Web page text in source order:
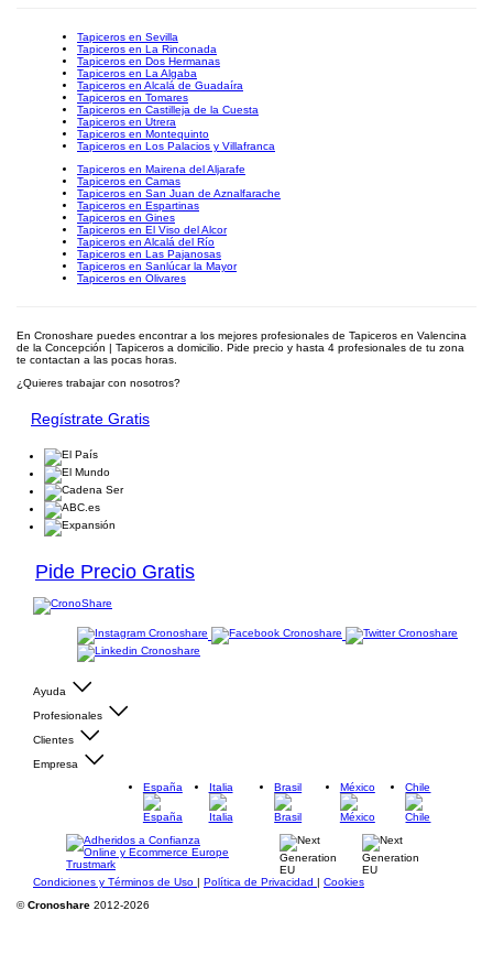
Tapiceros en Sevilla
Tapiceros en La Rinconada
Tapiceros en Dos Hermanas
Tapiceros en La Algaba
Tapiceros en Alcalá de Guadaíra
Tapiceros en Tomares
Tapiceros en Castilleja de la Cuesta
Tapiceros en Utrera
Tapiceros en Montequinto
Tapiceros en Los Palacios y Villafranca
Tapiceros en Mairena del Aljarafe
Tapiceros en Camas
Tapiceros en San Juan de Aznalfarache
Tapiceros en Espartinas
Tapiceros en Gines
Tapiceros en El Viso del Alcor
Tapiceros en Alcalá del Río
Tapiceros en Las Pajanosas
Tapiceros en Sanlúcar la Mayor
Tapiceros en Olivares
En Cronoshare puedes encontrar a los mejores profesionales de Tapiceros en Valencina
de la Concepción | Tapiceros a domicilio. Pide precio y hasta 4 profesionales de tu zona
te contactan a las pocas horas.
¿Quieres trabajar con nosotros?
Regístrate Gratis
Pide Precio Gratis
Ayuda
Profesionales
Clientes
Empresa
España
Italia Brasil México Chile
Condiciones y Términos de Uso | Política de Privacidad | Cookies
©Cronoshare 2012-2026